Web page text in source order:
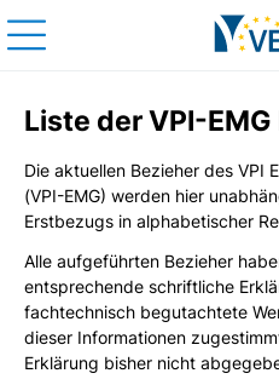
Liste der VPI-
Die aktuellen Bezieher des VPI
(VPI-EMG) werden hier
Erstbezugs in alphabetischer
Alle aufgeführten Bezieher
entsprechende schriftliche
fachtechnisch begutachtete
dieser Informationen
Erklärung bisher nicht